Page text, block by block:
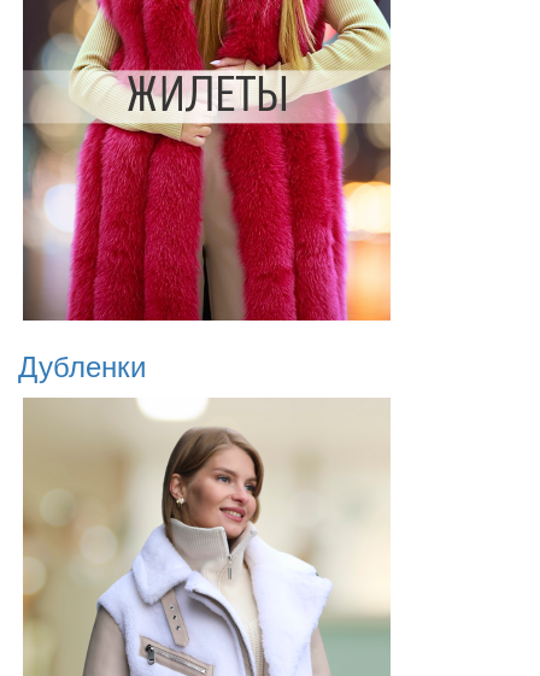
Дубленки